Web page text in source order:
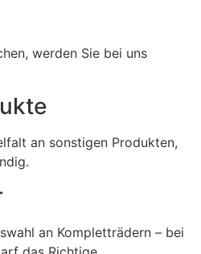
werden Sie bei uns
an sonstigen Produkten,
an Kompletträdern – bei